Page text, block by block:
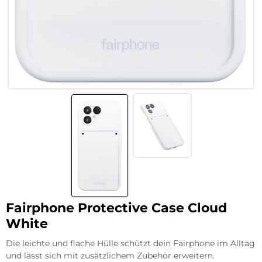
Fairphone Protective Case Cloud
White
Die leichte und flache Hülle schützt dein Fairphone im Alltag
und lässt sich mit zusätzlichem Zubehör erweitern.